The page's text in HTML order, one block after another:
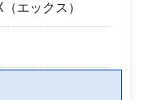
エックス）